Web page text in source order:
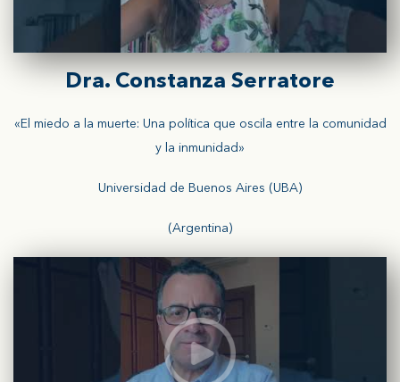
Dra. Constanza Serratore
«El miedo a la muerte: Una política que oscila entre la comunidad
y la inmunidad»
Universidad de Buenos Aires (UBA)
(Argentina)